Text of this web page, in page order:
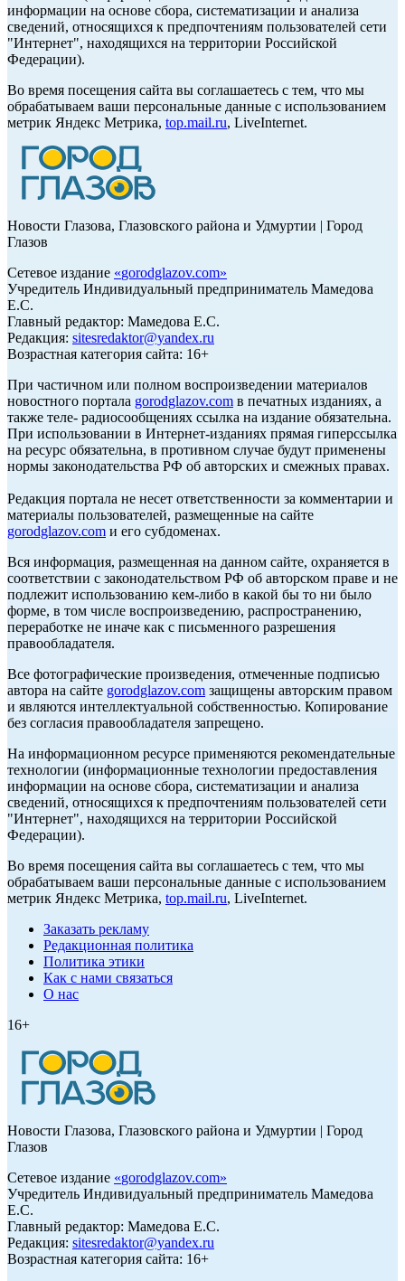
информации на основе сбора, систематизации и анализа
сведений, относящихся к предпочтениям пользователей сети
"Интернет", находящихся на территории Российской
Федерации).
Во время посещения сайта вы соглашаетесь с тем, что мы
обрабатываем ваши персональные данные с использованием
метрик Яндекс Метрика, top.mail.ru, LiveInternet.
Новости Глазова, Глазовского района и Удмуртии | Город
Глазов
Сетевое издание «gorodglazov.com»
Учредитель Индивидуальный предприниматель Мамедова
Е.С.
Главный редактор: Мамедова Е.С.
Редакция: sitesredaktor@yandex.ru
Возрастная категория сайта: 16+
При частичном или полном воспроизведении материалов
новостного портала gorodglazov.com в печатных изданиях, а
также теле- радиосообщениях ссылка на издание обязательна.
При использовании в Интернет-изданиях прямая гиперссылка
на ресурс обязательна, в противном случае будут применены
нормы законодательства РФ об авторских и смежных правах.
Редакция портала не несет ответственности за комментарии и
материалы пользователей, размещенные на сайте
gorodglazov.com и его субдоменах.
Вся информация, размещенная на данном сайте, охраняется в
соответствии с законодательством РФ об авторском праве и не
подлежит использованию кем-либо в какой бы то ни было
форме, в том числе воспроизведению, распространению,
переработке не иначе как с письменного разрешения
правообладателя.
Все фотографические произведения, отмеченные подписью
автора на сайте gorodglazov.com защищены авторским правом
и являются интеллектуальной собственностью. Копирование
без согласия правообладателя запрещено.
На информационном ресурсе применяются рекомендательные
технологии (информационные технологии предоставления
информации на основе сбора, систематизации и анализа
сведений, относящихся к предпочтениям пользователей сети
"Интернет", находящихся на территории Российской
Федерации).
Во время посещения сайта вы соглашаетесь с тем, что мы
обрабатываем ваши персональные данные с использованием
метрик Яндекс Метрика, top.mail.ru, LiveInternet.
Заказать рекламу
Редакционная политика
Политика этики
Как с нами связаться
О нас
16+
Новости Глазова, Глазовского района и Удмуртии | Город
Глазов
Сетевое издание «gorodglazov.com»
Учредитель Индивидуальный предприниматель Мамедова
Е.С.
Главный редактор: Мамедова Е.С.
Редакция: sitesredaktor@yandex.ru
Возрастная категория сайта: 16+